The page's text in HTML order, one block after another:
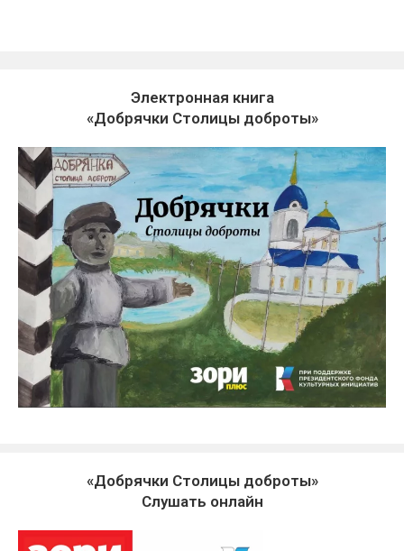
Электронная книга
«Добрячки Столицы доброты»
«Добрячки Столицы доброты»
Слушать онлайн